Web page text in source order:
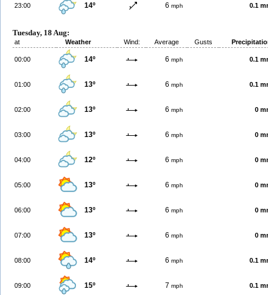
23:00 14º 6 mph 0.1
Tuesday, 18 Aug:
at Weather Wind: Average Gusts
00:00 14º 6 mph 0.1
01:00 13º 6 mph 0.1
02:00 13º 6 mph 0
03:00 13º 6 mph 0
04:00 12º 6 mph 0
05:00 13º 6 mph 0
06:00 13º 6 mph 0
07:00 13º 6 mph 0
08:00 14º 6 mph 0.1
09:00 15º 7 mph 0.1